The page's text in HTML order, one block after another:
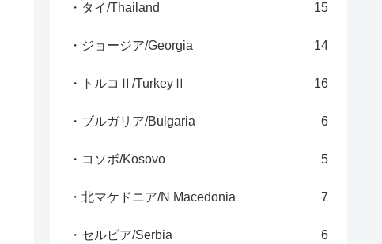
・タイ/Thailand 15
・ジョージア/Georgia 14
・トルコⅡ/TurkeyⅡ 16
・ブルガリア/Bulgaria 6
・コソボ/Kosovo 5
・北マケドニア/N Macedonia 7
・セルビア/Serbia 6